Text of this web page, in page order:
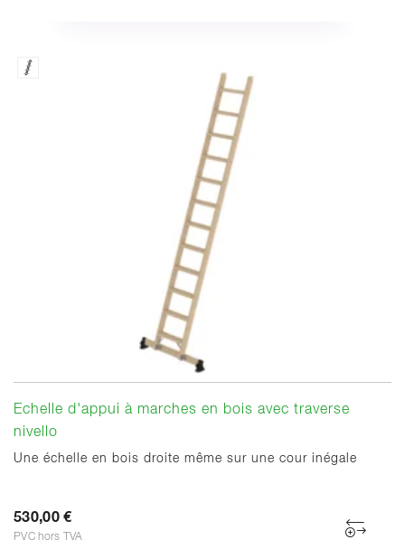
Echelle d'appui à marches en bois avec traverse
nivello
Une échelle en bois droite même sur une cour inégale
530,00 €
PVC hors TVA